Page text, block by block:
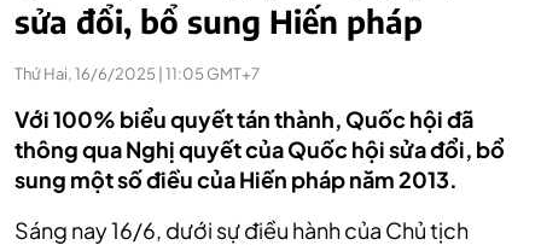
sửa đổi, bổ sung Hiến pháp
Thứ Hai, 16/6/2025 | 11:05 GMT+7
Với 100% biểu quyết tán thành, Quốc hội đã
thông qua Nghị quyết của Quốc hội sửa đổi, bổ
sung một số điều của Hiến pháp năm 2013.
Sáng nay 16/6, dưới sự điều hành của Chủ tịch